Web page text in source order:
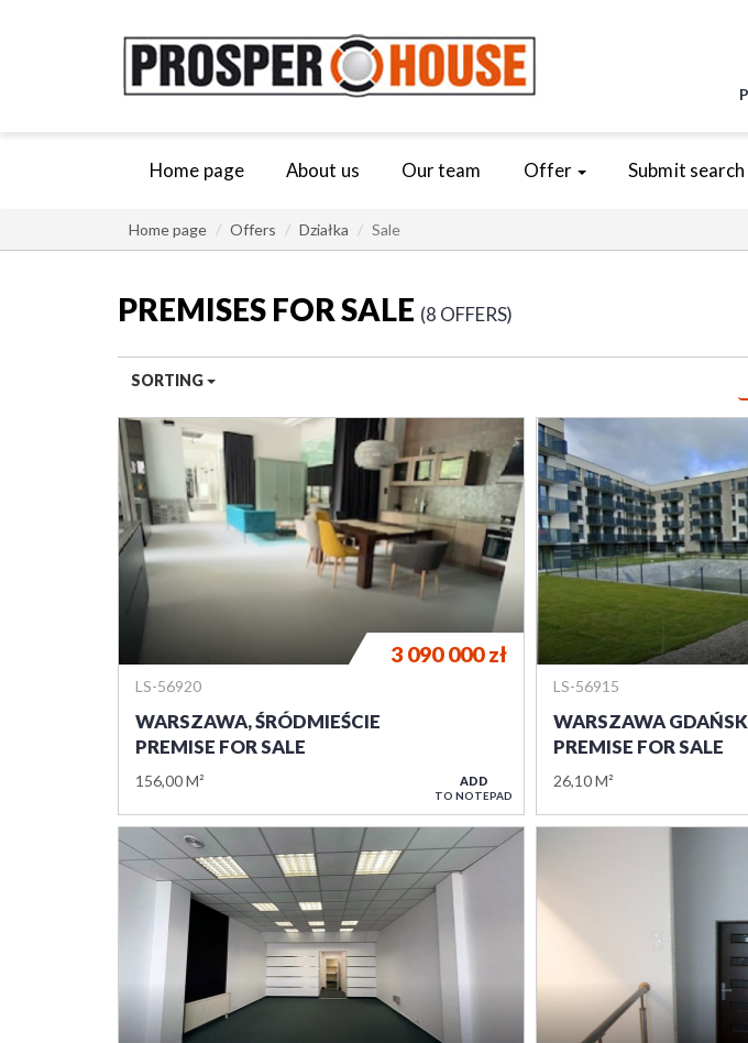
Home page About us Our team Offer Submit search
Home page Offers Działka Sale
PREMISES FOR SALE 8 OFFERS
SORTING
LS-56920
WARSZAWA, ŚRÓDMIEŚCIE
PREMISE FOR SALE
156,00 M²
3 090 000zł
ADD
TO NOTEPAD
LS-56915
WARSZAWA
PREMISE FOR SALE
26,10 M²